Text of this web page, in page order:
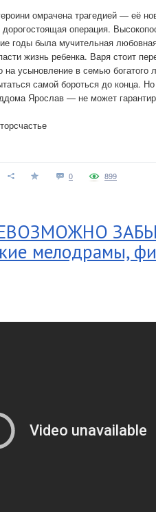
омрачена трагедией — её
операция.
годы была мучительная
жизнь ребенка. Варя стоит
на усыновление в семью богатого
самой бороться до конца.
Ярослав — не может
0 899
мелодрамы,